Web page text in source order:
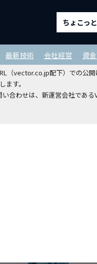
ングスホールディングスから
（vector.co.jp配下）での公
す。
合わせは、新運営会社であ
ちょこっ
最新技術 会社経営 資